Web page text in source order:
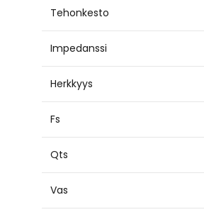
Tehonkesto
Impedanssi
Herkkyys
Fs
Qts
Vas